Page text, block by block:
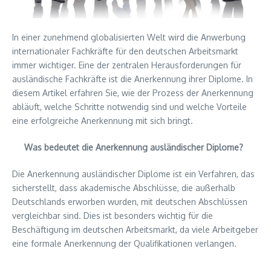
In einer zunehmend globalisierten Welt wird die Anwerbung
internationaler Fachkräfte für den deutschen Arbeitsmarkt
immer wichtiger. Eine der zentralen Herausforderungen für
ausländische Fachkräfte ist die Anerkennung ihrer Diplome. In
diesem Artikel erfahren Sie, wie der Prozess der Anerkennung
abläuft, welche Schritte notwendig sind und welche Vorteile
eine erfolgreiche Anerkennung mit sich bringt.
Was bedeutet die Anerkennung ausländischer Diplome?
Die Anerkennung ausländischer Diplome ist ein Verfahren, das
sicherstellt, dass akademische Abschlüsse, die außerhalb
Deutschlands erworben wurden, mit deutschen Abschlüssen
vergleichbar sind. Dies ist besonders wichtig für die
Beschäftigung im deutschen Arbeitsmarkt, da viele Arbeitgeber
eine formale Anerkennung der Qualifikationen verlangen.